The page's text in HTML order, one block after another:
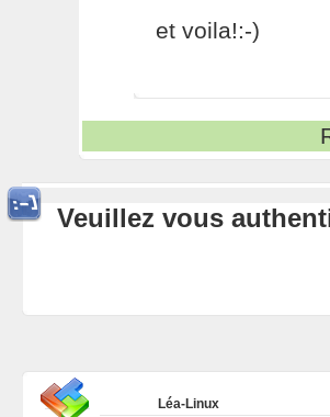
et voila!:-)
Veuillez vous
Léa-Linux